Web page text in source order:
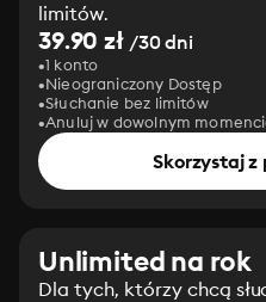
limitów.
39.90 zł/30 dni
1 konto
Nieograniczony Dostęp
Słuchanie bez limitów
Anuluj w dowolnym
Skorzystaj z
Unlimited na rok
Dla tych, którzy chcą